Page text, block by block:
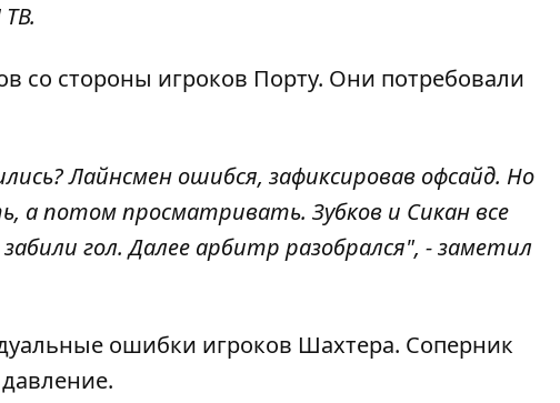
со стороны игроков Порту. Они потребовали
Лайнсмен ошибся, зафиксировав офсайд. Но
а потом просматривать. Зубков и Сикан все
гол. Далее арбитр разобрался", - заметил
ошибки игроков Шахтера. Соперник